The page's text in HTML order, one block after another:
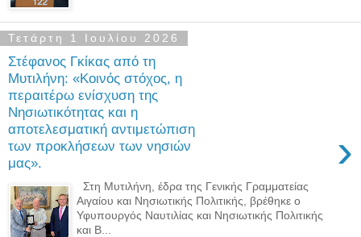
Τετάρτη 1 Ιουλίου 2026
Στέφανος Γκίκας από τη
Μυτιλήνη: «Κοινός στόχος, η
περαιτέρω ενίσχυση της
Νησιωτικότητας και η
αποτελεσματική αντιμετώπιση
των προκλήσεων των νησιών
μας».
›
Στη Μυτιλήνη, έδρα της Γενικής Γραμματείας
Αιγαίου και Νησιωτικής Πολιτικής, βρέθηκε ο
Υφυπουργός Ναυτιλίας και Νησιωτικής Πολιτικής
και Β...